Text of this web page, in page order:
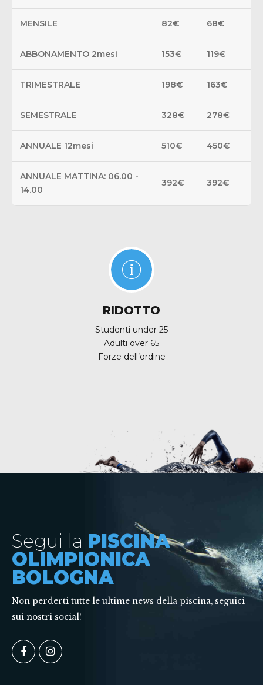
MENSILE 82€ 68€
ABBONAMENTO 2mesi 153€ 119€
TRIMESTRALE 198€ 163€
SEMESTRALE 328€ 278€
ANNUALE 12mesi 510€ 450€
ANNUALE MATTINA: 06.00 -
14.00
392€ 392€
RIDOTTO
Studenti under 25
Adulti over 65
Forze dell’ordine
Segui la PISCINA
OLIMPIONICA
BOLOGNA
Non perderti tutte le ultime news della piscina, seguici
sui nostri social!